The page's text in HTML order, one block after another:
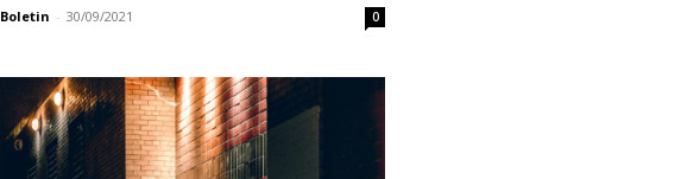
Boletin - 30/09/2021 0